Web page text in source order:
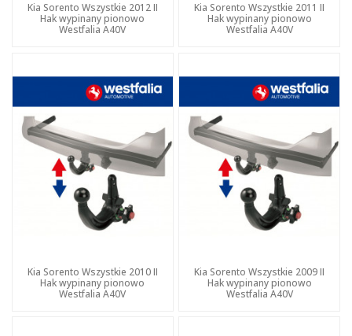
Kia Sorento Wszystkie 2012 II
Hak wypinany pionowo
Westfalia A40V
Kia Sorento Wszystkie 2011 II
Hak wypinany pionowo
Westfalia A40V
Kia Sorento Wszystkie 2010 II
Hak wypinany pionowo
Westfalia A40V
Kia Sorento Wszystkie 2009 II
Hak wypinany pionowo
Westfalia A40V